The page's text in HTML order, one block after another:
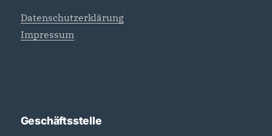
Datenschutzerklärung
Impressum
Geschäftsstelle